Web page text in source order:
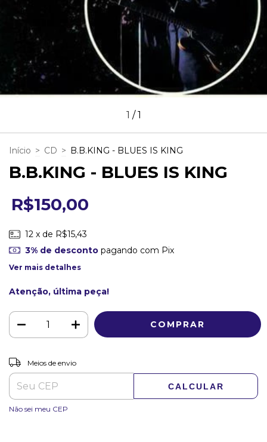
1 /1
Início > CD > B.B.KING - BLUES IS KING
B.B.KING - BLUES IS KING
R$150,00
12 x de R$15,43
3% de descontopagando com Pix
Ver mais detalhes
Atenção, última peça!
Entregas para o CEP:
Meios de envio
CALCULAR
Não sei meu CEP